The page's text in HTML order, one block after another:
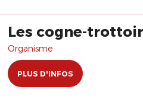
Les cogne-
Organisme
PLUS D'INFOS